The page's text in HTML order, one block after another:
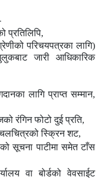
परिचयपत्रका लागि)
जारी आधिकारिक
लागि प्राप्त सम्मान,
रंगिन फोटो दुई प्रति,
स्क्रिन शट,
सूचना पाटीमा समेत टाँस
वा बोर्डको वेवसाईट